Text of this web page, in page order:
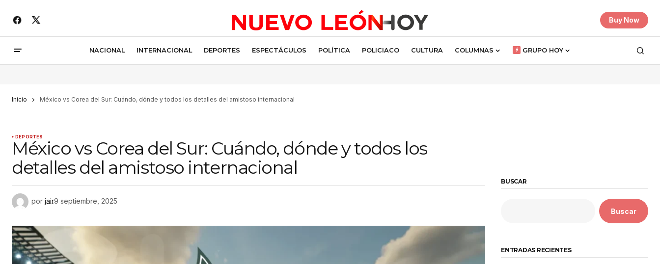
Buy Now
NACIONAL INTERNACIONAL DEPORTES ESPECTÁCULOS POLÍTICA POLICIACO CULTURA COLUMNAS GRUPO HOY
Inicio México vs Corea del Sur: Cuándo, dónde y todos los detalles del amistoso internacional
DEPORTES
México vs Corea del Sur: Cuándo, dónde y todos los
detalles del amistoso internacional
por jair9 septiembre, 2025
BUSCAR
Buscar
ENTRADAS RECIENTES